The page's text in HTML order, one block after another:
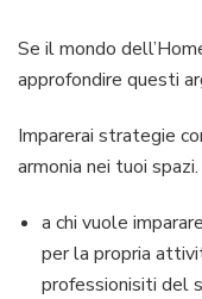
Se il mondo
approfondire questi
Imparerai strategie
armonia nei tuoi
a chi vuole
per la propria
professionisiti del